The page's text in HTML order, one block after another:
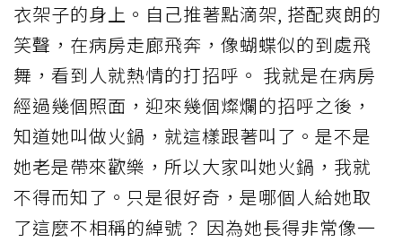
衣架子的身上。自己推著點滴架, 搭配爽朗的
笑聲，在病房走廊飛奔，像蝴蝶似的到處飛
舞，看到人就熱情的打招呼。 我就是在病房
經過幾個照面，迎來幾個燦爛的招呼之後，
知道她叫做火鍋，就這樣跟著叫了。是不是
她老是帶來歡樂，所以大家叫她火鍋，我就
不得而知了。只是很好奇，是哪個人給她取
了這麼不相稱的綽號？ 因為她長得非常像一